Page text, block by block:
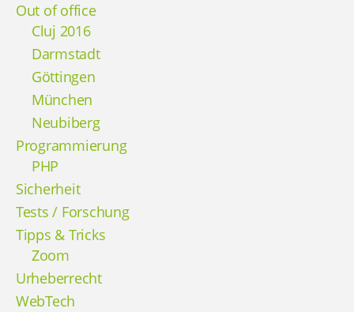
Out of office
Cluj 2016
Darmstadt
Göttingen
München
Neubiberg
Programmierung
PHP
Sicherheit
Tests / Forschung
Tipps & Tricks
Zoom
Urheberrecht
WebTech